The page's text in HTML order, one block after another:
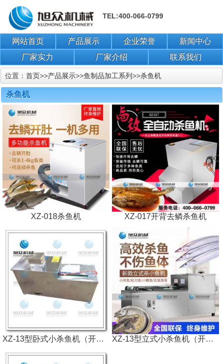
TEL:400-066-0799
网站首页 产品展示 企业荣誉
新闻中心
厂家实力
厂家介绍 联系我们
位置： 首页>>产品展示>>鱼制品加工系列>>杀鱼机
杀鱼机
XZ-018杀鱼机 XZ-017开背去鳞杀鱼机
XZ-13型卧式小杀鱼机（开肚不去鳞） XZ-13型立式小杀鱼机（开肚不去鳞）